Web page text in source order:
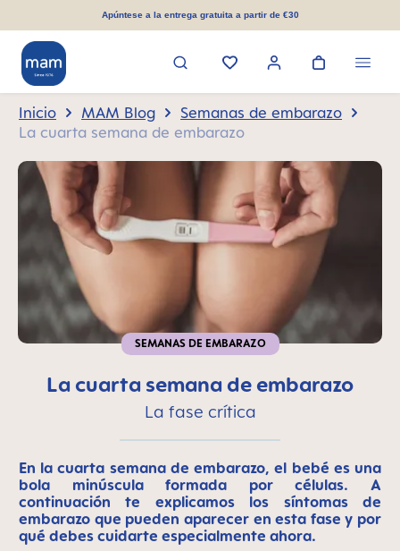
Apúntese a la entrega gratuita a partir de €30
Inicio MAM Blog
Semanas de embarazo
La cuarta semana de embarazo
SEMANAS DE EMBARAZO
La cuarta semana de embarazo
La fase crítica
En la cuarta semana de embarazo, el bebé es una
bola minúscula formada por células. A
continuación te explicamos los síntomas de
embarazo que pueden aparecer en esta fase y por
qué debes cuidarte especialmente ahora.